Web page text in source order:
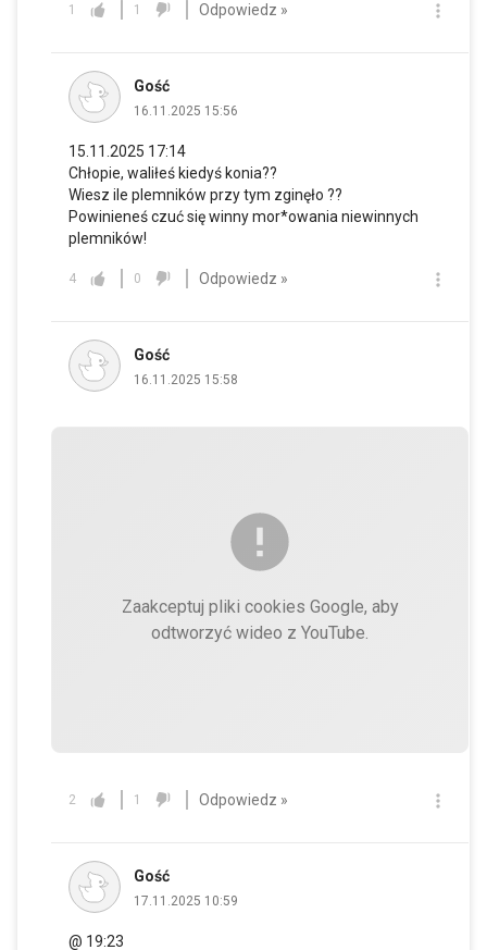
1 1 Odpowiedz »
Gość
16.11.2025 15:56
15.11.2025 17:14
Chłopie, waliłeś kiedyś konia??
Wiesz ile plemników przy tym zginęło ??
Powinieneś czuć się winny mor*owania niewinnych
plemników!
4 0 Odpowiedz »
Gość
16.11.2025 15:58
Zaakceptuj pliki cookies Google, aby
odtworzyć wideo z YouTube.
2 1 Odpowiedz »
Gość
17.11.2025 10:59
@ 19:23